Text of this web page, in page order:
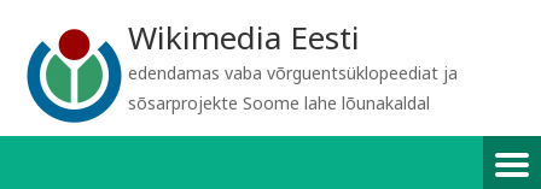
Wikimedia Eesti
edendamas vaba võrguentsüklopeediat ja
sõsarprojekte Soome lahe lõunakaldal